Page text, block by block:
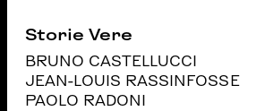
Storie Vere
BRUNO CASTELLUCCI
JEAN-LOUIS RASSINFOSSE
PAOLO RADONI